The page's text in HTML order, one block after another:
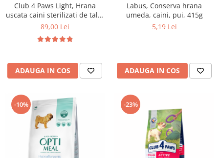
Club 4 Paws Light, Hrana
uscata caini sterilizati de talie
medie-mare, curcan, 5kg
89,00 Lei
ADAUGA IN COS
Labus, Conserva hrana
umeda, caini, pui, 415g
5,19 Lei
ADAUGA IN COS
-10% -23%